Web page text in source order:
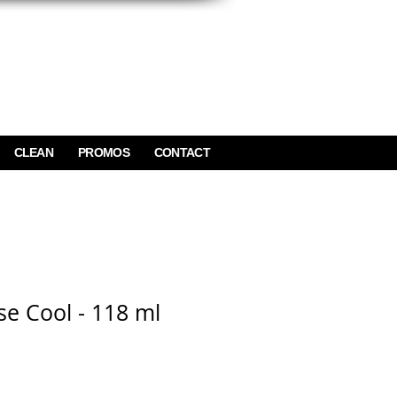
CLEAN PROMOS CONTACT
Cool - 118 ml